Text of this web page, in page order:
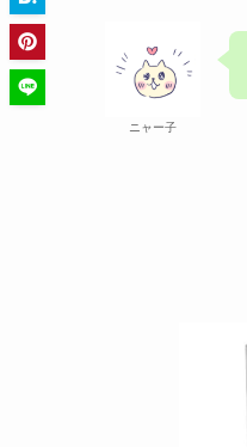
ニャー子